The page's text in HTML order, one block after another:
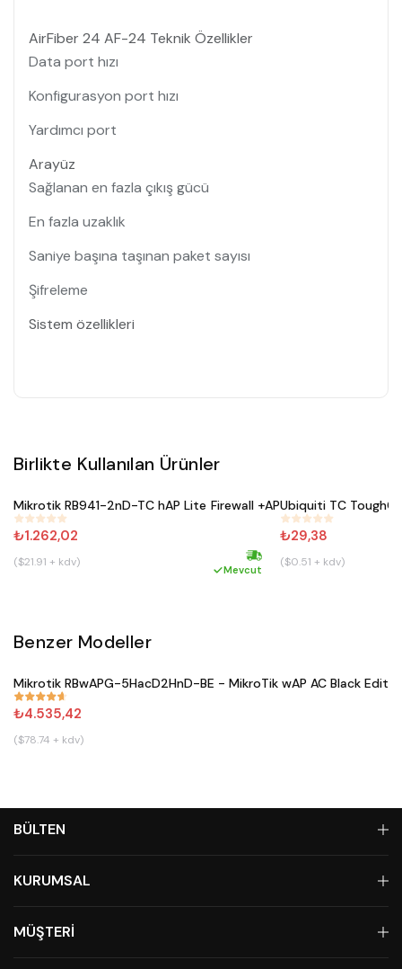
AirFiber 24 AF-24 Teknik Özellikler
Arayüz
Data port hızı
Konfigurasyon port hızı
Yardımcı port
Sistem özellikleri
Sağlanan en fazla çıkış gücü
En fazla uzaklık
Saniye başına taşınan paket sayısı
Şifreleme
Birlikte Kullanılan Ürünler
#227
Satın Al
Mikrotik RB941-2nD-TC hAP Lite Firewall +AP
₺1.262,02
($21.91 + kdv) Hızlı kargo
Mevcut
#328
Ubiquiti TC
₺29,38
($0.51 + kdv)
Benzer Modeller
#671
Mikrotik RBwAPG-5HacD2HnD-BE - MikroTik wAP AC Black
₺4.535,42
($78.74 + kdv)
BÜLTEN
KURUMSAL
MÜŞTERİ